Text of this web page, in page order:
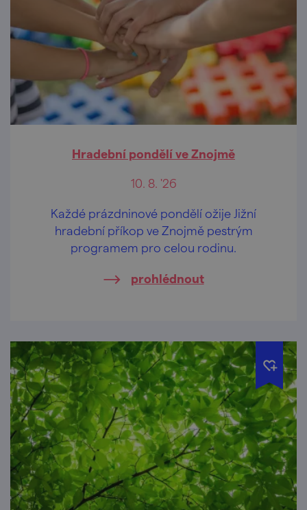
Hradební pondělí ve Znojmě
10. 8. '26
Každé prázdninové pondělí ožije Jižní
hradební příkop ve Znojmě pestrým
programem pro celou rodinu.
prohlédnout